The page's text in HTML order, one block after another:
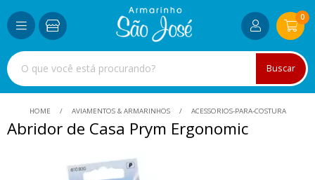
Buscar
0
HOME AVIAMENTOS & ARMARINHOS ACESSORIOS-PARA-COSTURA
Abridor de Casa Prym Ergonomic